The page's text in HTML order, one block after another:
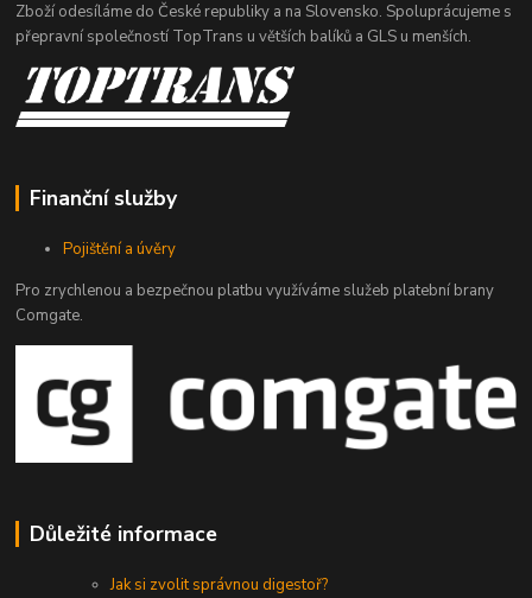
Zboží odesíláme do České republiky a na Slovensko. Spoluprácujeme s
přepravní společností TopTrans u větších balíků a GLS u menších.
Finanční služby
Pojištění a úvěry
Pro zrychlenou a bezpečnou platbu využíváme služeb platební brany
Comgate.
Důležité informace
Jak si zvolit správnou digestoř?